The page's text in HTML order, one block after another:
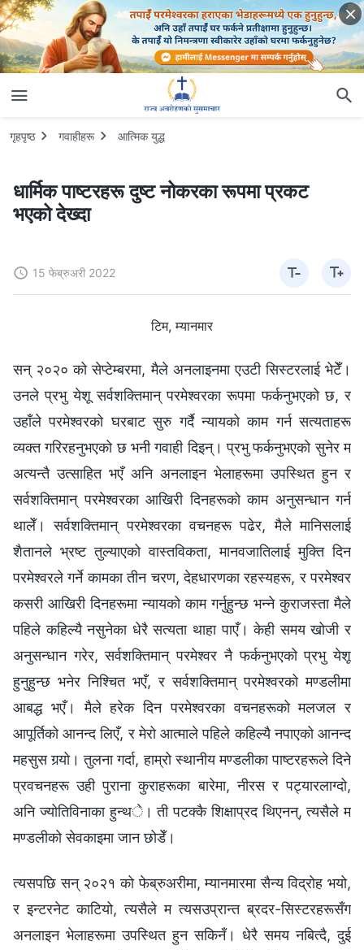
गृहपृष्ठ गवाहीहरू आत्मिक युद्ध
धार्मिक पाष्टरहरू दुष्ट नोकरका रूपमा प्रकट
भएको देख्दा
15 फेब्रुअरी 2022
टिम, म्यानमार
सन् २०२० को सेप्टेम्बरमा, मैले अनलाइनमा एउटी सिस्टरलाई भेटेँ।
उनले प्रभु येशू सर्वशक्तिमान्‌ परमेश्‍वरका रूपमा फर्कनुभएको छ, र
उहाँले परमेश्‍वरको घरबाट सुरु गर्दै न्यायको काम गर्न सत्यताहरू
व्यक्त गरिरहनुभएको छ भनी गवाही दिइन्। प्रभु फर्कनुभएको सुनेर म
अत्यन्तै उत्साहित भएँ अनि अनलाइन भेलाहरूमा उपस्थित हुन र
सर्वशक्तिमान्‌ परमेश्‍वरका आखिरी दिनहरूको काम अनुसन्धान गर्न
थालेँ। सर्वशक्तिमान्‌ परमेश्‍वरका वचनहरू पढेर, मैले मानिसलाई
शैतानले भ्रष्ट तुल्याएको वास्तविकता, मानवजातिलाई मुक्ति दिन
परमेश्‍वरले गर्ने कामका तीन चरण, देहधारणका रहस्यहरू, र परमेश्‍वर
कसरी आखिरी दिनहरूमा न्यायको काम गर्नुहुन्छ भन्ने कुराजस्ता मैले
पहिले कहिल्यै नसुनेका धेरै सत्यता थाहा पाएँ। केही समय खोजी र
अनुसन्धान गरेर, सर्वशक्तिमान्‌ परमेश्‍वर नै फर्कनुभएको प्रभु येशू
हुनुहुन्छ भनेर निश्चित भएँ, र सर्वशक्तिमान्‌ परमेश्‍वरको मण्डलीमा
आबद्ध भएँ। मैले हरेक दिन परमेश्‍वरका वचनहरूको मलजल र
आपूर्तिको आनन्द लिएँ, र मेरो आत्माले पहिले कहिल्यै नपाएको आनन्द
महसुस गर्‍यो। तुलना गर्दा, हाम्रो स्थानीय मण्डलीका पाष्टरहरूले दिने
प्रवचनहरू उही पुराना कुराहरूका बारेमा, नीरस र पट्यारलाग्दो,
अनि ज्योतिविनाका हुन्थे। ती पटक्कै शिक्षाप्रद थिएनन्, त्यसैले म
मण्डलीको सेवकाइमा जान छोडेँ।
त्यसपछि सन् २०२१ को फेब्रुअरीमा, म्यानमारमा सैन्य विद्रोह भयो,
र इन्टरनेट काटियो, त्यसैले म त्यसउप्रान्त ब्रदर-सिस्टरहरूसँग
अनलाइन भेलाहरूमा उपस्थित हुन सकिनँ। धेरै समय नबित्दै, दुई